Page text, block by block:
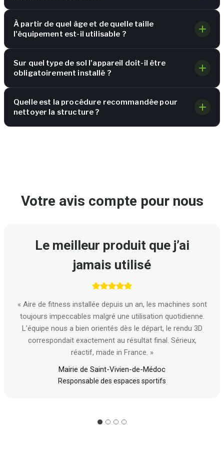
À partir de quel âge et de quelle taille
l'équipement est-il utilisable ?
Sur quel type de sol l'appareil doit-il être
obligatoirement installé ?
Quelle est la procédure recommandée pour
nettoyer la structure ?
Votre avis compte pour nous
Le meilleur produit que j’ai
jamais utilisé
« Aire de fitness installée depuis un an, les machines sont
toujours impeccables malgré une utilisation quotidienne.
L’équipe nous a bien orientés dès le départ, le rendu 3D
correspondait exactement au résultat final. Sérieux,
réactif, made in France. »
Mairie de Saint-Vivien-de-Médoc
Responsable des espaces sportifs